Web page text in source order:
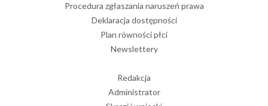
Procedura zgłaszania naruszeń prawa
Deklaracja dostępności
Plan równości płci
Newslettery
Redakcja
Administrator